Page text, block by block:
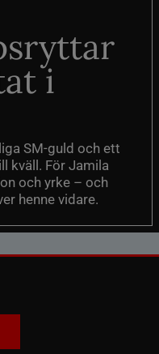
i
SM-guld och ett
kväll. För Jamila
och yrke – och
henne vidare.